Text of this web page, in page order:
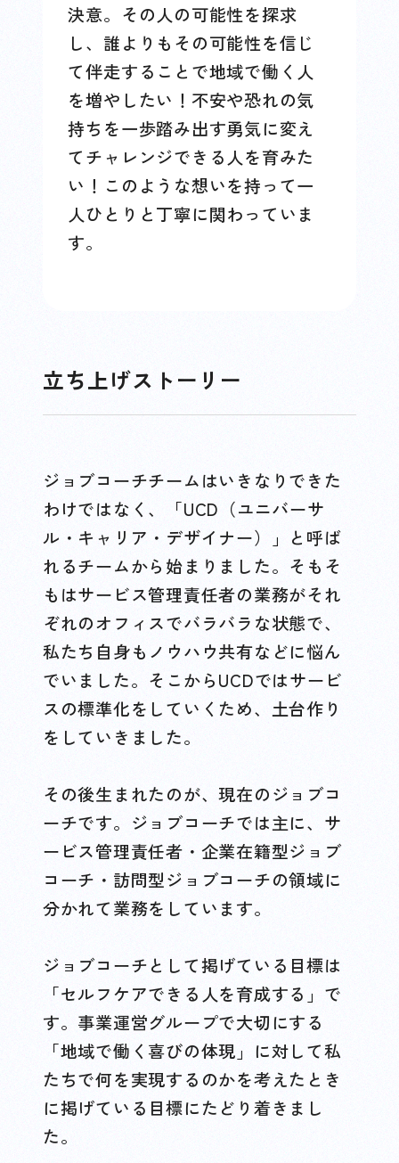
決意。その人の可能性を探求
し、誰よりもその可能性を信じ
て伴走することで地域で働く人
を増やしたい！不安や恐れの気
持ちを一歩踏み出す勇気に変え
てチャレンジできる人を育みた
い！このような想いを持って一
人ひとりと丁寧に関わっていま
す。
立ち上げストーリー
ジョブコーチチームはいきなりできた
わけではなく、「UCD（ユニバーサ
ル・キャリア・デザイナー）」と呼ば
れるチームから始まりました。そもそ
もはサービス管理責任者の業務がそれ
ぞれのオフィスでバラバラな状態で、
私たち自身もノウハウ共有などに悩ん
でいました。そこからUCDではサービ
スの標準化をしていくため、土台作り
をしていきました。
その後生まれたのが、現在のジョブコ
ーチです。ジョブコーチでは主に、サ
ービス管理責任者・企業在籍型ジョブ
コーチ・訪問型ジョブコーチの領域に
分かれて業務をしています。
ジョブコーチとして掲げている目標は
「セルフケアできる人を育成する」で
す。事業運営グループで大切にする
「地域で働く喜びの体現」に対して私
たちで何を実現するのかを考えたとき
に掲げている目標にたどり着きまし
た。